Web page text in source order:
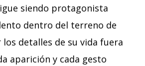
siendo protagonista
dentro del terreno de
detalles de su vida fuera
aparición y cada gesto